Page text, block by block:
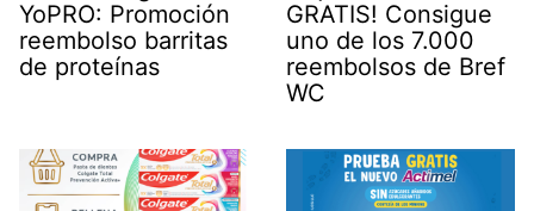
YoPRO: Promoción
reembolso barritas
de proteínas
GRATIS! Consigue
uno de los 7.000
reembolsos de Bref
WC